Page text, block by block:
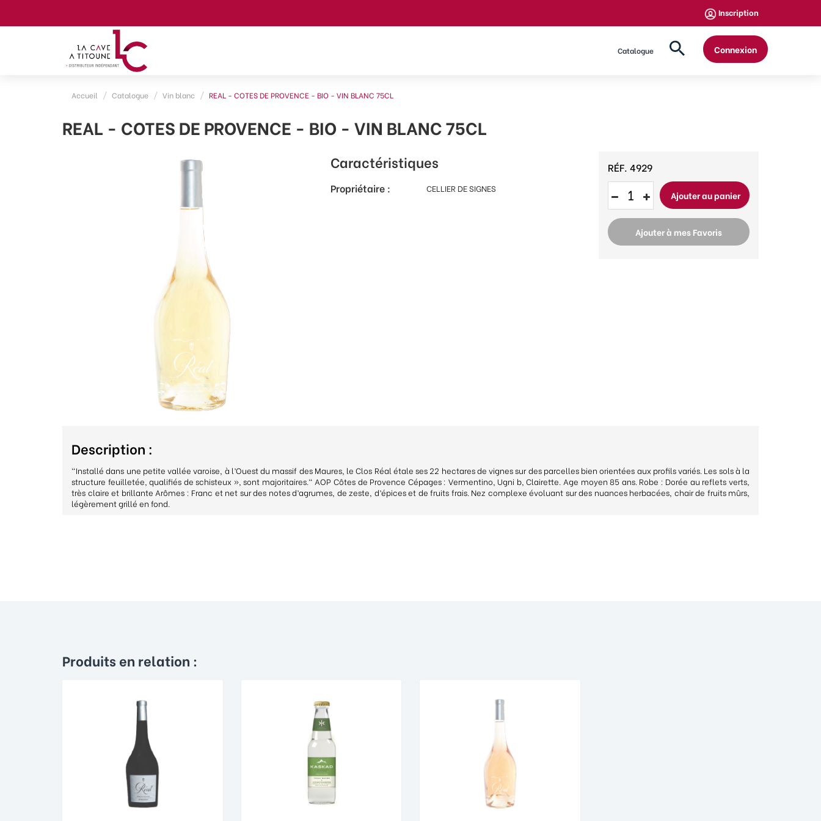
Inscription
Connexion
Catalogue
Accueil Catalogue Vin blanc REAL - COTES DE PROVENCE - BIO - VIN BLANC 75CL
REAL - COTES DE PROVENCE - BIO - VIN BLANC 75CL
Caractéristiques
Propriétaire : CELLIER DE SIGNES
RÉF. 4929
Ajouter au panier
Ajouter à mes Favoris
Description :
"Installé dans une petite vallée varoise, à l’Ouest du massif des Maures, le Clos Réal étale ses 22 hectares de vignes sur des parcelles bien orientées aux profils variés. Les sols à la
structure feuilletée, qualifiés de schisteux », sont majoritaires." AOP Côtes de Provence Cépages : Vermentino, Ugni b, Clairette. Age moyen 85 ans. Robe : Dorée au reflets verts,
très claire et brillante Arômes : Franc et net sur des notes d’agrumes, de zeste, d’épices et de fruits frais. Nez complexe évoluant sur des nuances herbacées, chair de fruits mûrs,
légèrement grillé en fond.
Produits en relation :